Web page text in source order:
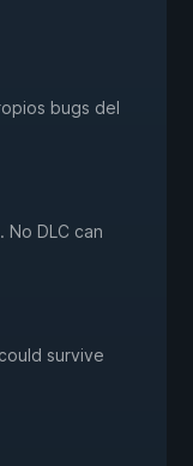
bugs del
No DLC can
survive